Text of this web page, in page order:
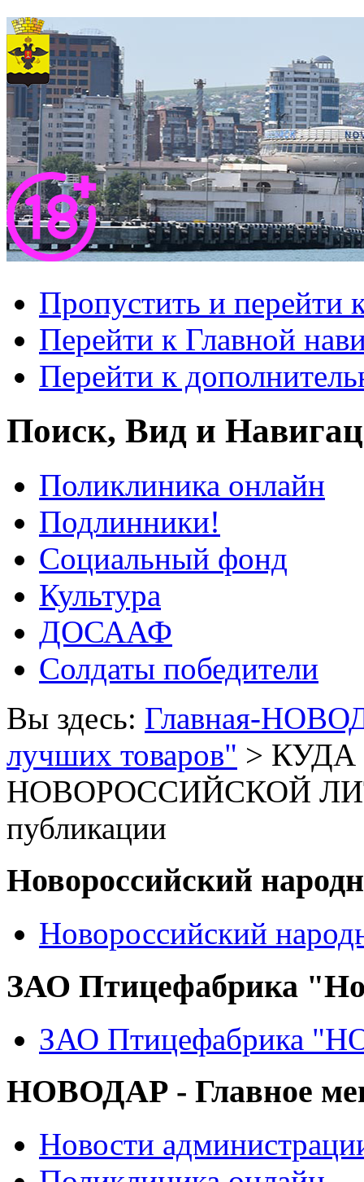
Пропустить и перейти
Перейти к Главной
Перейти к
Поиск, Вид и
Поликлиника онлайн
Подлинники!
Социальный фонд
Культура
ДОСААФ
Солдаты победители
Вы здесь: Главная-
лучших товаров" >
НОВОРОССИЙСКОЙ
публикации
Новороссийский
Новороссийский
ЗАО Птицефабрика
ЗАО Птицефабрика
НОВОДАР - Главное
Новости